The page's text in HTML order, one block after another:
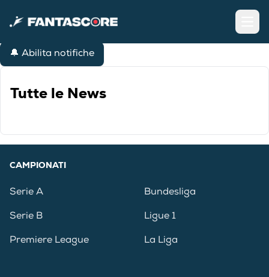
🔔 Abilita notifiche
Tutte le News
CAMPIONATI
Serie A
Serie B
Premiere League
Bundesliga
Ligue 1
La Liga